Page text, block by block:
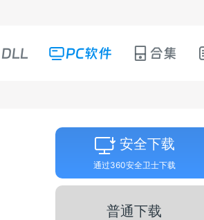
DLL PC软件 合集
安全下载
通过360安全卫士下载
普通下载